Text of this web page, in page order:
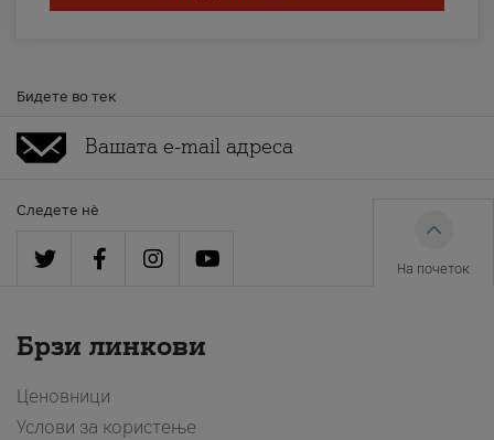
Бидете во тек
Следете нè
На почеток
Брзи линкови
Ценовници
Услови за користење